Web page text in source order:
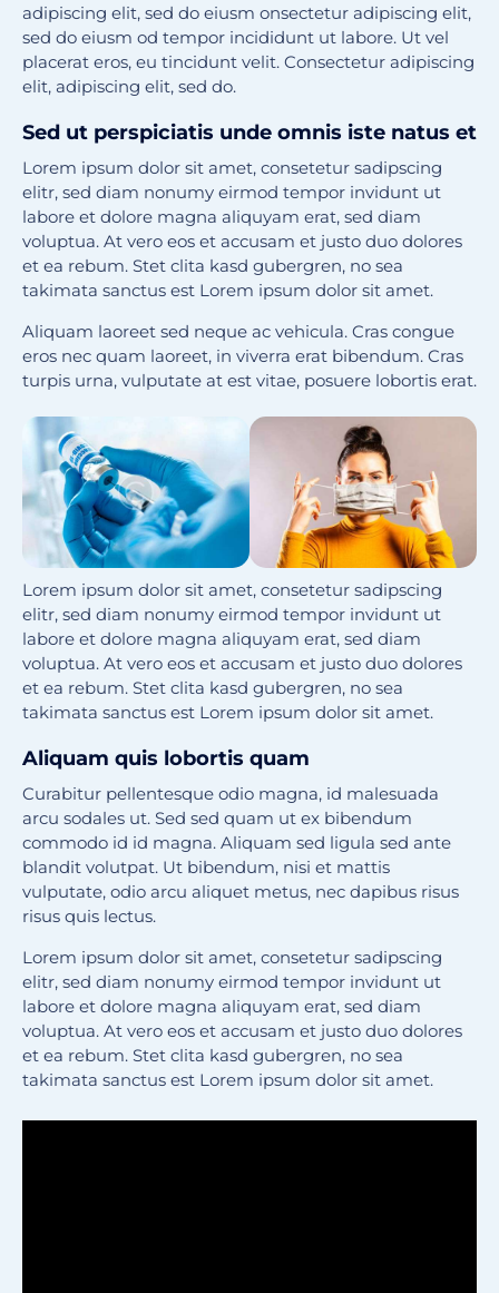
adipiscing elit, sed do eiusm onsectetur adipiscing elit,
sed do eiusm od tempor incididunt ut labore. Ut vel
placerat eros, eu tincidunt velit. Consectetur adipiscing
elit, adipiscing elit, sed do.
Sed ut perspiciatis unde omnis iste natus et
Lorem ipsum dolor sit amet, consetetur sadipscing
elitr, sed diam nonumy eirmod tempor invidunt ut
labore et dolore magna aliquyam erat, sed diam
voluptua. At vero eos et accusam et justo duo dolores
et ea rebum. Stet clita kasd gubergren, no sea
takimata sanctus est Lorem ipsum dolor sit amet.
Aliquam laoreet sed neque ac vehicula. Cras congue
eros nec quam laoreet, in viverra erat bibendum. Cras
turpis urna, vulputate at est vitae, posuere lobortis erat.
Lorem ipsum dolor sit amet, consetetur sadipscing
elitr, sed diam nonumy eirmod tempor invidunt ut
labore et dolore magna aliquyam erat, sed diam
voluptua. At vero eos et accusam et justo duo dolores
et ea rebum. Stet clita kasd gubergren, no sea
takimata sanctus est Lorem ipsum dolor sit amet.
Aliquam quis lobortis quam
Curabitur pellentesque odio magna, id malesuada
arcu sodales ut. Sed sed quam ut ex bibendum
commodo id id magna. Aliquam sed ligula sed ante
blandit volutpat. Ut bibendum, nisi et mattis
vulputate, odio arcu aliquet metus, nec dapibus risus
risus quis lectus.
Lorem ipsum dolor sit amet, consetetur sadipscing
elitr, sed diam nonumy eirmod tempor invidunt ut
labore et dolore magna aliquyam erat, sed diam
voluptua. At vero eos et accusam et justo duo dolores
et ea rebum. Stet clita kasd gubergren, no sea
takimata sanctus est Lorem ipsum dolor sit amet.